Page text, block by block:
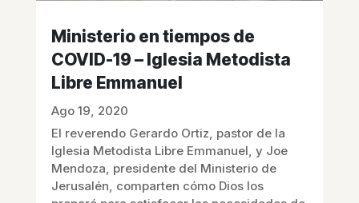
Ministerio en tiempos de
COVID-19 – Iglesia Metodista
Libre Emmanuel
Ago 19, 2020
El reverendo Gerardo Ortiz, pastor de la
Iglesia Metodista Libre Emmanuel, y Joe
Mendoza, presidente del Ministerio de
Jerusalén, comparten cómo Dios los